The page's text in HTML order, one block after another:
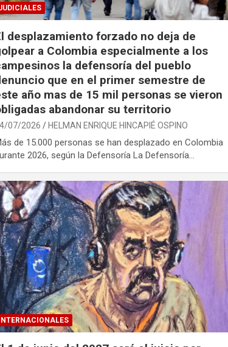
desplazamiento forzado no deja de
a Colombia especialmente a los
la defensoría del pueblo
que en el primer semestre de
año mas de 15 mil personas se vieron
abandonar su territorio
07/2026 HELMAN ENRIQUE HINCAPIÉ OSPINO
de 15.000 personas se han desplazado en Colombia
2026, según la Defensoría La Defensoría…